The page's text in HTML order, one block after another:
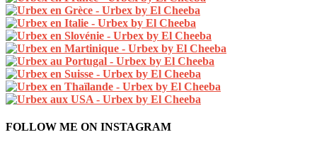
FOLLOW ME ON INSTAGRAM